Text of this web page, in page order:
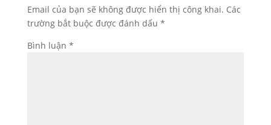
Email của bạn sẽ không được hiển thị công khai. Các
trường bắt buộc được đánh dấu *
Bình luận *